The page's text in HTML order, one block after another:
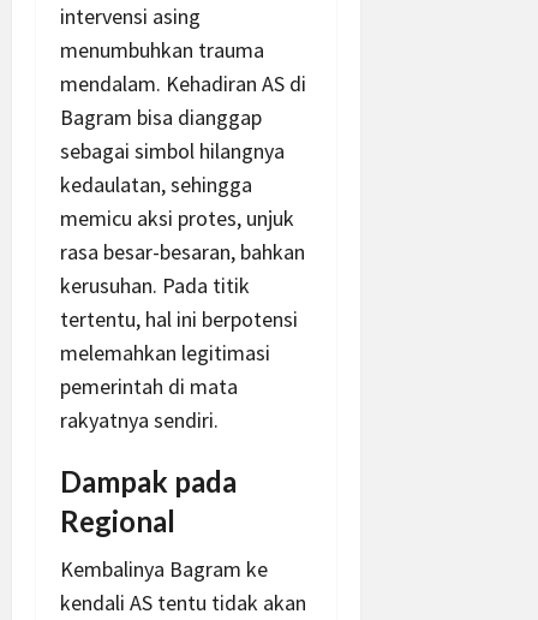
intervensi asing
menumbuhkan trauma
mendalam. Kehadiran AS di
Bagram bisa dianggap
sebagai simbol hilangnya
kedaulatan, sehingga
memicu aksi protes, unjuk
rasa besar-besaran, bahkan
kerusuhan. Pada titik
tertentu, hal ini berpotensi
melemahkan legitimasi
pemerintah di mata
rakyatnya sendiri.
Dampak pada
Regional
Kembalinya Bagram ke
kendali AS tentu tidak akan